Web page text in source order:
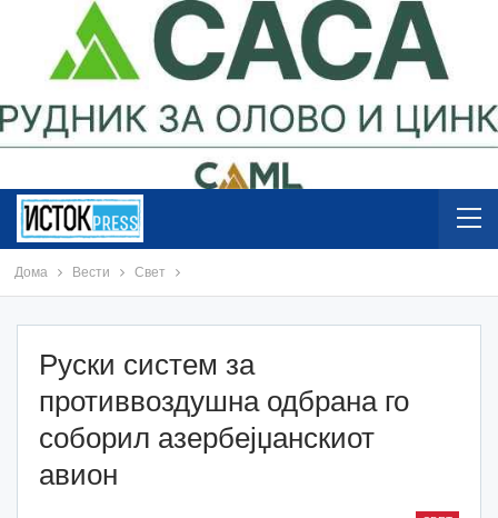
Дома Вести Свет
Руски систем за
противвоздушна одбрана го
соборил азербејџанскиот
авион